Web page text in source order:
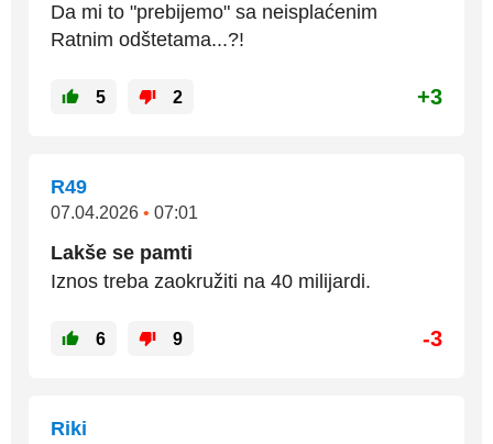
Da mi to "prebijemo" sa neisplaćenim
Ratnim odštetama...?!
5 2 +3
R49
07.04.2026 • 07:01
Lakše se pamti
Iznos treba zaokružiti na 40 milijardi.
6 9 -3
Riki